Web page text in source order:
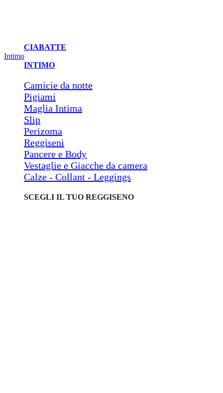
CIABATTE
Intimo
INTIMO
Camicie da notte
Pigiami
Maglia Intima
Slip
Perizoma
Reggiseni
Pancere e Body
Vestaglie e Giacche da camera
Calze - Collant - Leggings
SCEGLI IL TUO REGGISENO